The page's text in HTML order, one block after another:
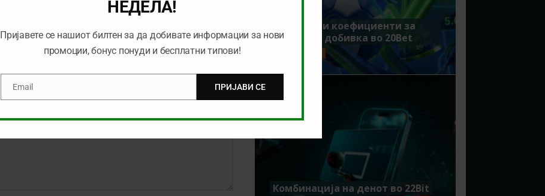
Зголемени коефициенти за
поголема добивка во 20Bet
Комбинација на денот во 22Bit
НЕДЕЛА!
Пријавете се нашиот билтен за да добивате информации за нови
промоции, бонус понуди и бесплатни типови!
EmailEmail ПРИЈАВИ СЕ